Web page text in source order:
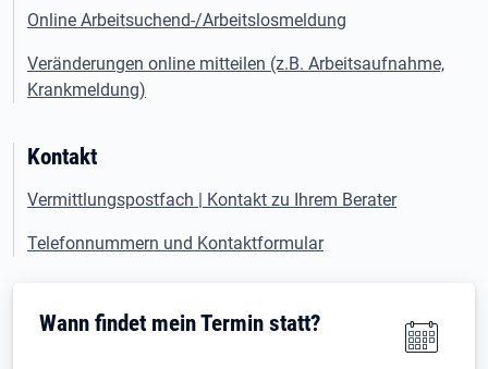
Online Arbeitsuchend-/Arbeitslosmeldung
Veränderungen online mitteilen (z.B. Arbeitsaufnahme,
Krankmeldung)
Kontakt
Vermittlungspostfach | Kontakt zu Ihrem Berater
Telefonnummern und Kontaktformular
Wann findet mein Termin statt?